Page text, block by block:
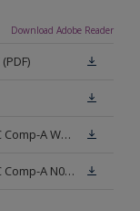
Download Adobe Reader
Veiligheidsinformatieblad Crafco PTC Comp-A W05 (MSDS)
Veiligheidsinformatieblad Crafco PTC Comp-A N00 (MSDS)